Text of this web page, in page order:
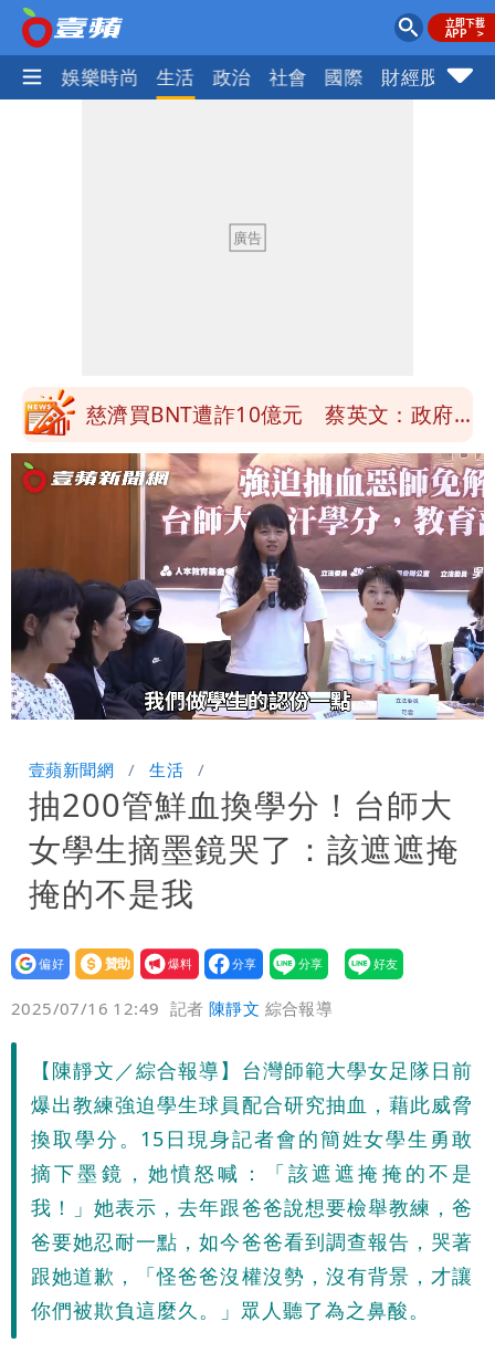
熱門 娛樂時尚 生活 政治 社會 國際 財經股市
很多謹慎判斷當時未被理解
「慈濟別想躲在受害者3字後面」 她：
聲押？交保？複訊後揭曉
慈濟買BNT遭詐10億元 蔡英文：政府
很多謹慎判斷當時未被理解
「慈濟別想躲在受害者3字後面」 她：
10.6億顧問費決策過程在哪
Unmute Loaded:
28.32%
壹蘋新聞網 生活
抽200管鮮血換學分！台師大
女學生摘墨鏡哭了：該遮遮掩
掩的不是我
設為
贊助
我要
爆料
2025/07/16 12:49 記者陳靜文 綜合報導
【陳靜文／綜合報導】台灣師範大學女足隊日前
爆出教練強迫學生球員配合研究抽血，藉此威脅
換取學分。15日現身記者會的簡姓女學生勇敢
摘下墨鏡，她憤怒喊：「該遮遮掩掩的不是
我！」她表示，去年跟爸爸說想要檢舉教練，爸
爸要她忍耐一點，如今爸爸看到調查報告，哭著
跟她道歉，「怪爸爸沒權沒勢，沒有背景，才讓
你們被欺負這麼久。」眾人聽了為之鼻酸。